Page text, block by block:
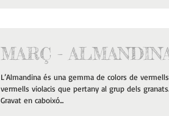
MARÇ -
L’Almandina és una gemma de colors de vermells
vermells violacis que pertany al grup dels
Gravat en caboixó...